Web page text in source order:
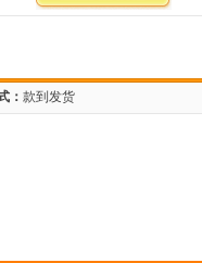
： 款到发货